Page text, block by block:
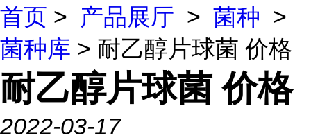
首页 > 产品展厅 > 菌种 >
菌种库 > 耐乙醇片球菌 价格
耐乙醇片球菌 价格
2022-03-17